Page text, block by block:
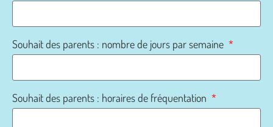
Souhait des parents : nombre de jours par semaine
Souhait des parents : horaires de fréquentation